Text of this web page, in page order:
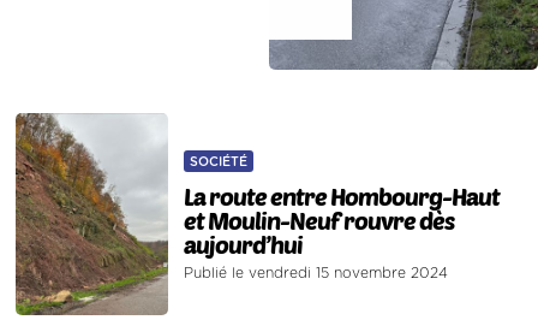
SOCIÉTÉ
La route entre Hombourg-Haut
et Moulin-Neuf rouvre dès
aujourd’hui
Publié le vendredi 15 novembre 2024